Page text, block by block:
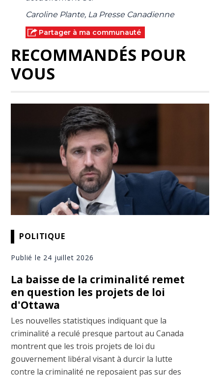
Caroline Plante, La Presse Canadienne
Partager à ma communauté
RECOMMANDÉS POUR
VOUS
POLITIQUE
Publié le 24 juillet 2026
La baisse de la criminalité remet
en question les projets de loi
d'Ottawa
Les nouvelles statistiques indiquant que la
criminalité a reculé presque partout au Canada
montrent que les trois projets de loi du
gouvernement libéral visant à durcir la lutte
contre la criminalité ne reposaient pas sur des